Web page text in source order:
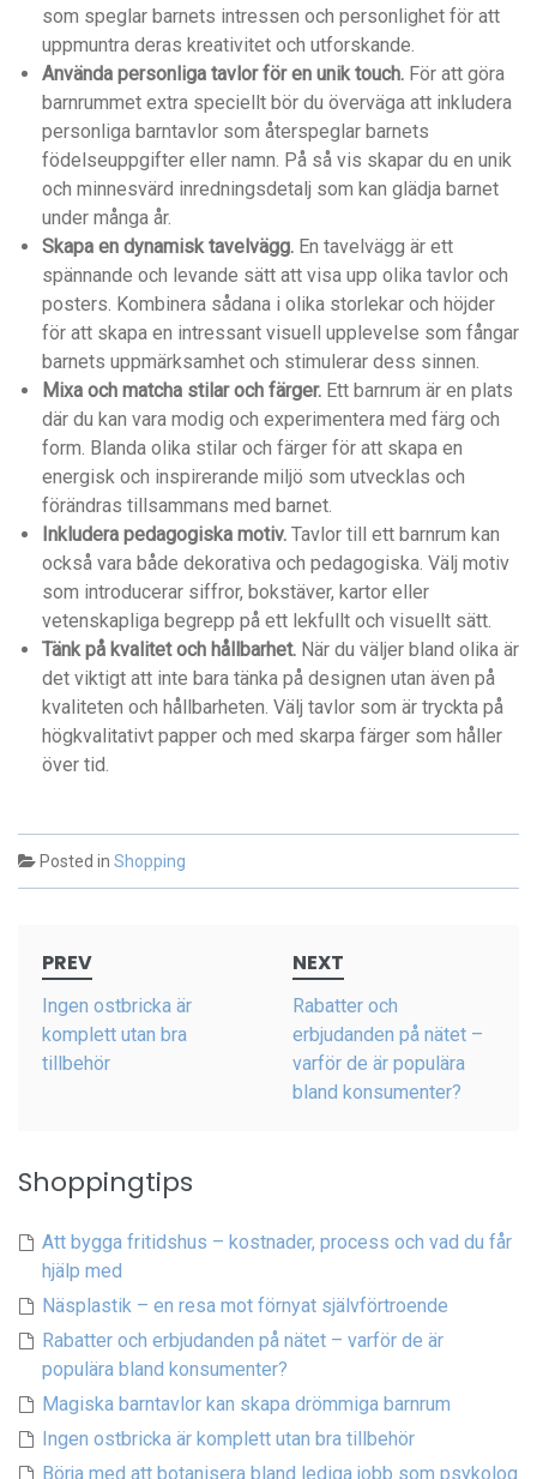
som speglar barnets intressen och personlighet för att
uppmuntra deras kreativitet och utforskande.
Använda personliga tavlor för en unik touch. För att göra
barnrummet extra speciellt bör du överväga att inkludera
personliga barntavlor som återspeglar barnets
födelseuppgifter eller namn. På så vis skapar du en unik
och minnesvärd inredningsdetalj som kan glädja barnet
under många år.
Skapa en dynamisk tavelvägg. En tavelvägg är ett
spännande och levande sätt att visa upp olika tavlor och
posters. Kombinera sådana i olika storlekar och höjder
för att skapa en intressant visuell upplevelse som fångar
barnets uppmärksamhet och stimulerar dess sinnen.
Mixa och matcha stilar och färger. Ett barnrum är en plats
där du kan vara modig och experimentera med färg och
form. Blanda olika stilar och färger för att skapa en
energisk och inspirerande miljö som utvecklas och
förändras tillsammans med barnet.
Inkludera pedagogiska motiv. Tavlor till ett barnrum kan
också vara både dekorativa och pedagogiska. Välj motiv
som introducerar siffror, bokstäver, kartor eller
vetenskapliga begrepp på ett lekfullt och visuellt sätt.
Tänk på kvalitet och hållbarhet. När du väljer bland olika är
det viktigt att inte bara tänka på designen utan även på
kvaliteten och hållbarheten. Välj tavlor som är tryckta på
högkvalitativt papper och med skarpa färger som håller
över tid.
Posted in Shopping
navigation
PREV
Ingen ostbricka är
komplett utan bra
tillbehör
NEXT
Rabatter och
erbjudanden på nätet –
varför de är populära
bland konsumenter?
Shoppingtips
Att bygga fritidshus – kostnader, process och vad du får
hjälp med
Näsplastik – en resa mot förnyat självförtroende
Rabatter och erbjudanden på nätet – varför de är
populära bland konsumenter?
Magiska barntavlor kan skapa drömmiga barnrum
Ingen ostbricka är komplett utan bra tillbehör
Börja med att botanisera bland lediga jobb som psykolog